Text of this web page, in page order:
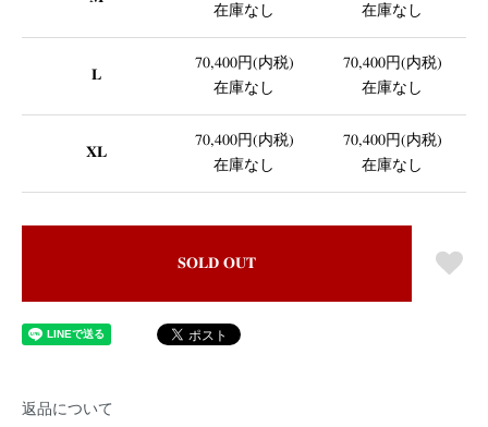
在庫なし
在庫なし
L
70,400円(内税)
在庫なし
70,400円(内税)
在庫なし
XL
70,400円(内税)
在庫なし
70,400円(内税)
在庫なし
SOLD OUT
返品について